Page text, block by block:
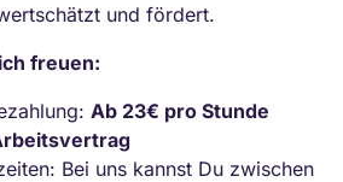
und fördert.
freuen:
Ab 23€ pro Stunde
Bei uns kannst Du zwischen